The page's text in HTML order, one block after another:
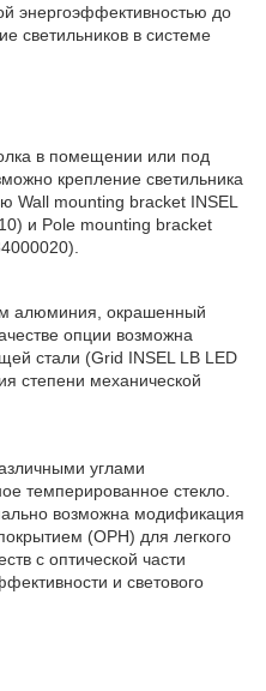
энергоэффективностью до
светильников в системе
в помещении или под
крепление светильника
Wall mounting bracket INSEL
и Pole mounting bracket
алюминия, окрашенный
опции возможна
стали (Grid INSEL LB LED
степени механической
углами
темперированное стекло.
возможна модификация
(OPH) для легкого
с оптической части
и светового